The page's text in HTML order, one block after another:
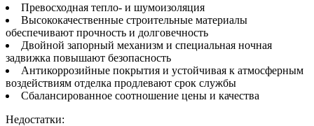
Превосходная тепло- и шумоизоляция
Высококачественные строительные материалы
обеспечивают прочность и долговечность
Двойной запорный механизм и специальная ночная
задвижка повышают безопасность
Антикоррозийные покрытия и устойчивая к атмосферным
воздействиям отделка продлевают срок службы
Сбалансированное соотношение цены и качества
Недостатки: